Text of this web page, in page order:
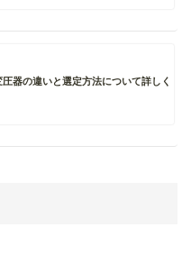
器の違いと選定方法について詳しく